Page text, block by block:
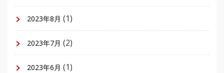
2023年8月 (1)
2023年7月 (2)
2023年6月 (1)